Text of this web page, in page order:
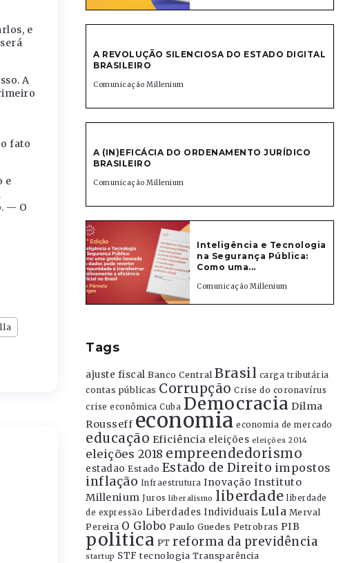
e
A
fato
e
— O
A REVOLUÇÃO SILENCIOSA DO ESTADO DIGITAL
BRASILEIRO
Comunicação Millenium
A (IN)EFICÁCIA DO ORDENAMENTO JURÍDICO
BRASILEIRO
Comunicação Millenium
Inteligência e Tecnologia
na Segurança Pública:
Como uma...
Comunicação Millenium
Tags
ajuste fiscal Banco Central Brasil carga tributária
contas públicas Corrupção Crise do coronavírus
crise econômica Cuba Democracia Dilma
Rousseff economia economia de mercado
educação Eficiência eleições eleições 2014
eleições 2018 empreendedorismo
estadao Estado Estado de Direito impostos
inflação Infraestrutura Inovação Instituto
Millenium Juros liberalismo liberdade liberdade
de expressão Liberdades Individuais Lula Merval
Pereira O Globo Paulo Guedes Petrobras PIB
politica PT reforma da previdência
startup STF tecnologia Transparência